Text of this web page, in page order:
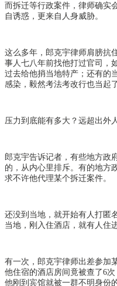
而拆迁等行政案件，律师确实
自诱惑，更来自人身威胁。
这么多年，郎克宇律师肩膀抗
事人七八年前找他打过官司，
过去给他捎当地特产；还有的
感染，毅然考法考改行也当起
压力到底能有多大？远超出外
郎克宇告诉记者，有些地方政
的，从内心里排斥。有的地方
求不许他代理某个拆迁案件。
还没到当地，就开始有人打匿
当地，刚入住酒店，就有人住
有一次，郎克宇律师出差参加
他住宿的酒店房间竟被查了6次
他刚到宾馆就被一群不明身份